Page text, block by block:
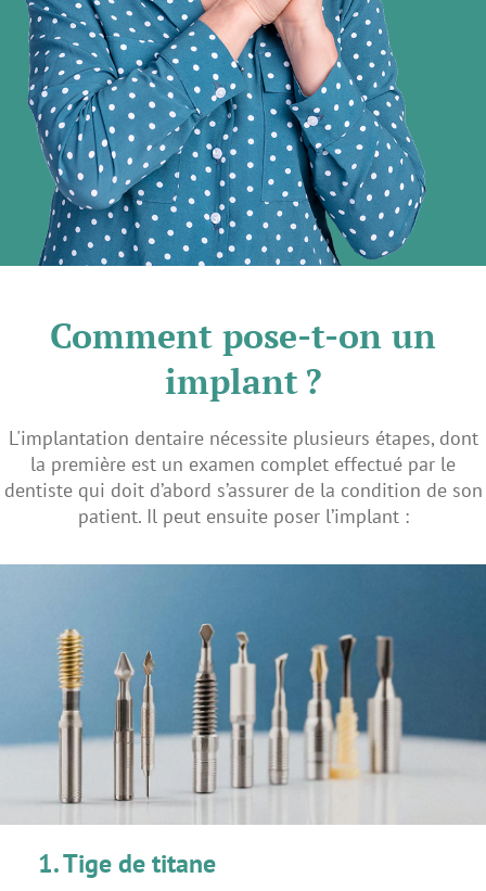
Comment pose-t-on un
implant ?
L'implantation dentaire nécessite plusieurs étapes, dont
la première est un examen complet effectué par le
dentiste qui doit d’abord s’assurer de la condition de son
patient. Il peut ensuite poser l’implant :
1. Tige de titane